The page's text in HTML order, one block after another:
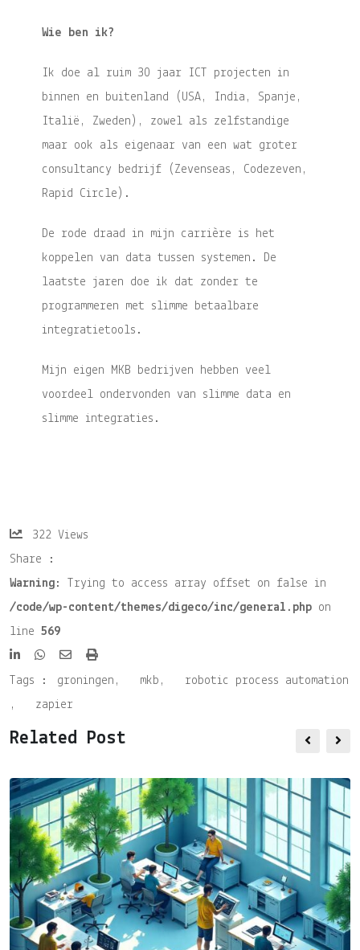
Wie ben ik?
Ik doe al ruim 30 jaar ICT projecten in
binnen en buitenland (USA, India, Spanje,
Italië, Zweden), zowel als zelfstandige
maar ook als eigenaar van een wat groter
consultancy bedrijf (Zevenseas, Codezeven,
Rapid Circle).
De rode draad in mijn carrière is het
koppelen van data tussen systemen. De
laatste jaren doe ik dat zonder te
programmeren met slimme betaalbare
integratietools.
Mijn eigen MKB bedrijven hebben veel
voordeel ondervonden van slimme data en
slimme integraties.
322 Views
Share :
Warning: Trying to access array offset on false in
/code/wp-content/themes/digeco/inc/general.php on
line 569
Share
via
Print
Tags : groningen , mkb , robotic process automation
, zapier
Related Post